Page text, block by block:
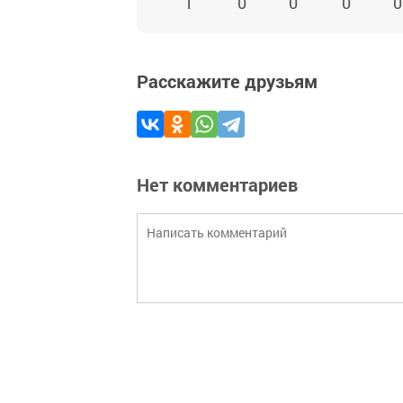
Расскажите друзьям
Нет комментариев